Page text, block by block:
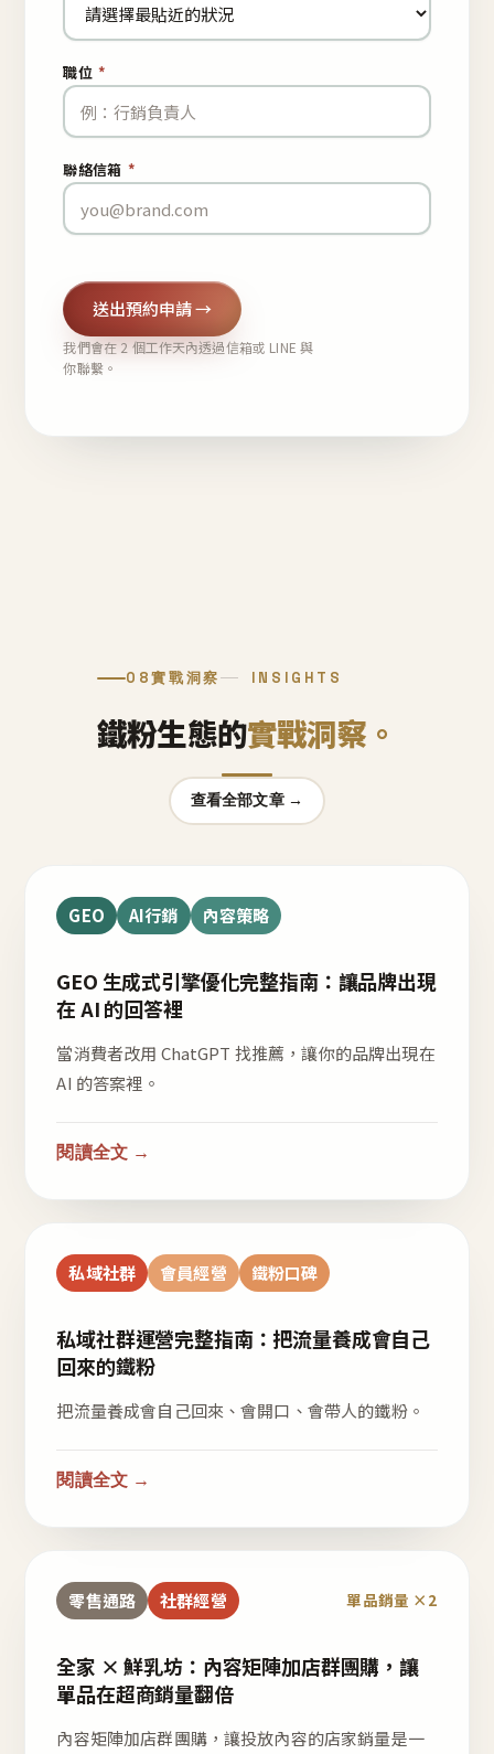
職位 *
聯絡信箱 *
送出預約申請 →
我們會在 2 個工作天內透過信箱或 LINE 與
你聯繫。
08實戰洞察 INSIGHTS
鐵粉生態的實戰洞察。
查看全部文章 →
GEO AI行銷 內容策略
GEO 生成式引擎優化完整指南：讓品牌出現
在 AI 的回答裡
當消費者改用 ChatGPT 找推薦，讓你的品牌出現在
AI 的答案裡。
閱讀全文 →
私域社群 會員經營 鐵粉口碑
私域社群運營完整指南：把流量養成會自己
回來的鐵粉
把流量養成會自己回來、會開口、會帶人的鐵粉。
閱讀全文 →
零售通路 社群經營 單品銷量 ×2
全家 × 鮮乳坊：內容矩陣加店群團購，讓
單品在超商銷量翻倍
內容矩陣加店群團購，讓投放內容的店家銷量是一